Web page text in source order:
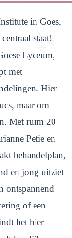
in Goes,
staat!
Lyceum,
met
Hier
maar om
Met ruim 20
Petie en
behandelplan,
en jong uitziet
ontspannend
of een
het hier